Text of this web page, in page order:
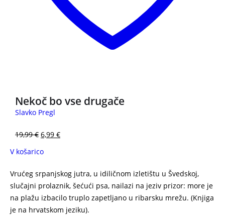
Nekoč bo vse drugače
Slavko Pregl
19,99€ 6,99 €
V košarico
Vrućeg srpanjskog jutra, u idiličnom izletištu u Švedskoj,
slučajni prolaznik, šećući psa, nailazi na jeziv prizor: more je
na plažu izbacilo truplo zapetljano u ribarsku mrežu. (Knjiga
je na hrvatskom jeziku).